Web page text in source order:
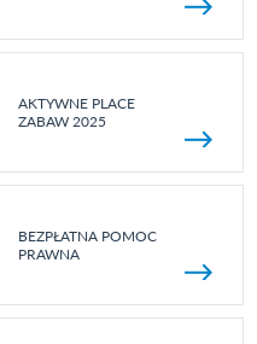
AKTYWNE PLACE
ZABAW 2025
BEZPŁATNA POMOC
PRAWNA